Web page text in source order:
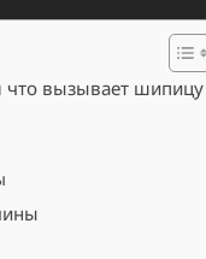
что вызывает шипицу